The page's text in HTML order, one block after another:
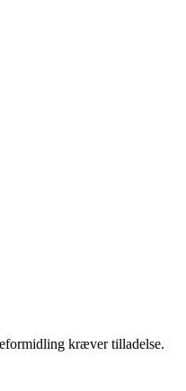
kræver tilladelse.